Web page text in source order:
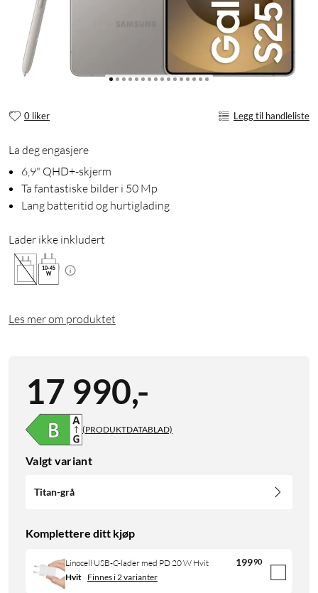
0 liker Legg til handleliste
La deg engasjere
6,9" QHD+-skjerm
Ta fantastiske bilder i 50 Mp
Lang batteritid og hurtiglading
Lader ikke inkludert
10-45
W
Les mer om produktet
17 990,-
(PRODUKTDATABLAD)
Valgt variant
Titan-grå
Komplettere ditt kjøp
Linocell USB-C-lader med PD 20 W Hvit 19990
Hvit Finnes i 2 varianter